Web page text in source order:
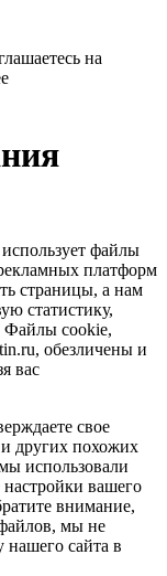
на
файлы
платформ
страницы, а нам
статистику,
Файлы сookie,
обезличены и
вас
свое
и других похожих
использовали
вашего
внимание,
мы не
нашего сайта в